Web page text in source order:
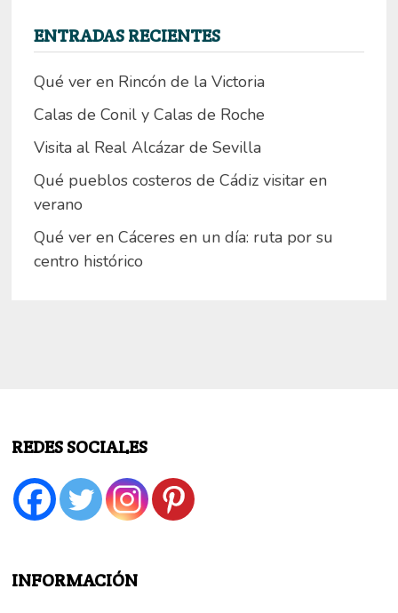
ENTRADAS RECIENTES
Qué ver en Rincón de la Victoria
Calas de Conil y Calas de Roche
Visita al Real Alcázar de Sevilla
Qué pueblos costeros de Cádiz visitar en
verano
Qué ver en Cáceres en un día: ruta por su
centro histórico
REDES SOCIALES
INFORMACIÓN